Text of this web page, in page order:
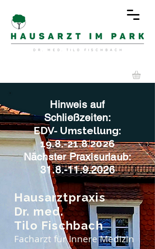
Hinweis auf
Schließzeiten:
EDV- Umstellung:
19.8.-21.8.2026
Nächster Praxisurlaub:
31.8.-11.9.2026
Hausarztpraxis
Dr. med.
Tilo Fischbach
Facharzt für Innere Medizin